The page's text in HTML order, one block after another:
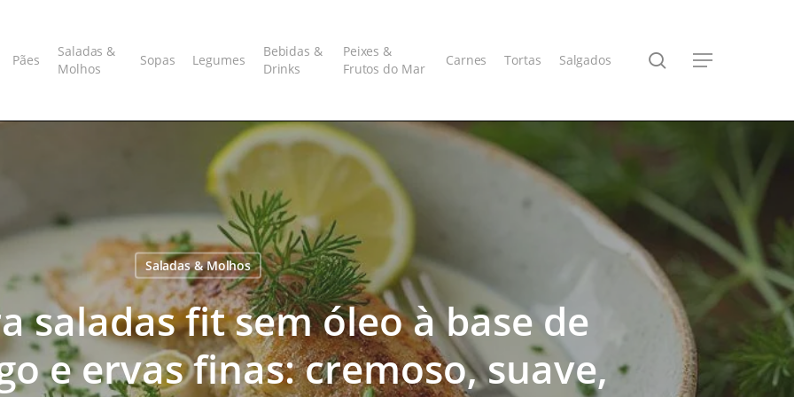
Pães
Saladas &
Molhos
Sopas Legumes
Bebidas &
Drinks
Peixes &
Frutos do Mar
Carnes Tortas Salgados search
Menu
Saladas & Molhos
saladas fit sem óleo à base de
e ervas finas: cremoso, suave,